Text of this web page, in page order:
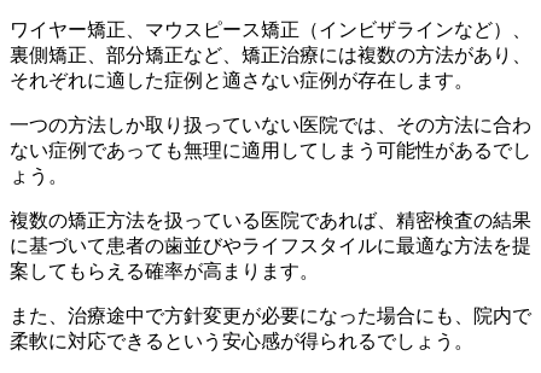
ワイヤー矯正、マウスピース矯正（インビザラインなど）、
裏側矯正、部分矯正など、矯正治療には複数の方法があり、
それぞれに適した症例と適さない症例が存在します。
一つの方法しか取り扱っていない医院では、その方法に合わ
ない症例であっても無理に適用してしまう可能性があるでし
ょう。
複数の矯正方法を扱っている医院であれば、精密検査の結果
に基づいて患者の歯並びやライフスタイルに最適な方法を提
案してもらえる確率が高まります。
また、治療途中で方針変更が必要になった場合にも、院内で
柔軟に対応できるという安心感が得られるでしょう。